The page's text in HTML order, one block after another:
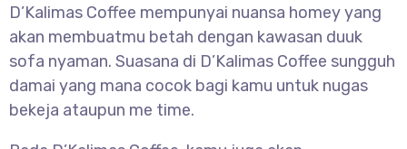
D’Kalimas Coffee mempunyai nuansa homey yang
akan membuatmu betah dengan kawasan duuk
sofa nyaman. Suasana di D’Kalimas Coffee sungguh
damai yang mana cocok bagi kamu untuk nugas
bekeja ataupun me time.